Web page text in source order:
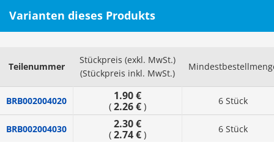
Varianten dieses Produkts
Teilenummer
Stückpreis (exkl. MwSt.)
(Stückpreis inkl. MwSt.)
BRB002004020 1.90 €
( 2.26 € ) 6 Stück
BRB002004030 2.30 €
( 2.74 € ) 6 Stück